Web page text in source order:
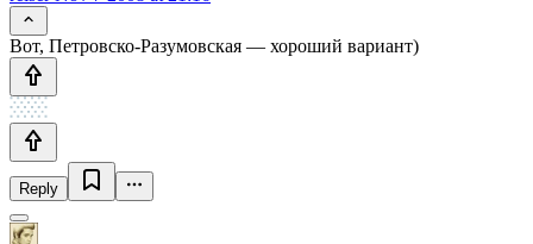
Вот, Петровско-Разумовская — хороший вариант)
Reply